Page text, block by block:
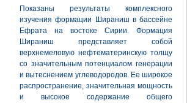
Показаны результаты комплексного
изучения формации Шираниш в бассейне
Ефрата на востоке Сирии. Формация
Шираниш представляет собой
верхнемеловую нефтематеринскую толщу
со значительным потенциалом генерации
и вытеснением углеводородов. Ее широкое
распространение, значительная мощность
и высокое содержание общего